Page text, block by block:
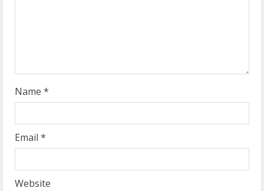
g
Name *
Email *
Website